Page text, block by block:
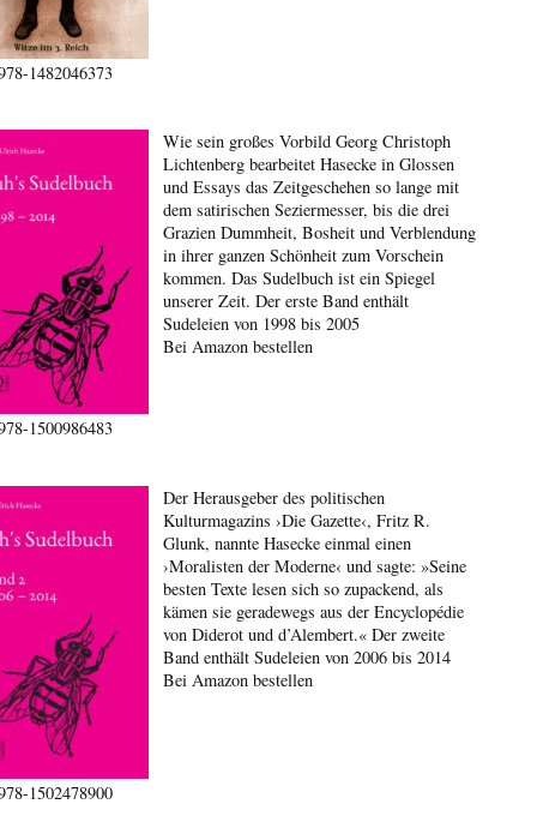
1482046373
1500986483
Wie sein großes Vorbild Georg Christoph
Lichtenberg bearbeitet Hasecke in Glossen
und Essays das Zeitgeschehen so lange mit
dem satirischen Seziermesser, bis die drei
Grazien Dummheit, Bosheit und Verblendung
in ihrer ganzen Schönheit zum Vorschein
kommen. Das Sudelbuch ist ein Spiegel
unserer Zeit. Der erste Band enthält
Sudeleien von 1998 bis 2005
Bei Amazon bestellen
1502478900
Der Herausgeber des politischen
Kulturmagazins ›Die Gazette‹, Fritz R.
Glunk, nannte Hasecke einmal einen
›Moralisten der Moderne‹ und sagte: »Seine
besten Texte lesen sich so zupackend, als
kämen sie geradewegs aus der Encyclopédie
von Diderot und d’Alembert.« Der zweite
Band enthält Sudeleien von 2006 bis 2014
Bei Amazon bestellen